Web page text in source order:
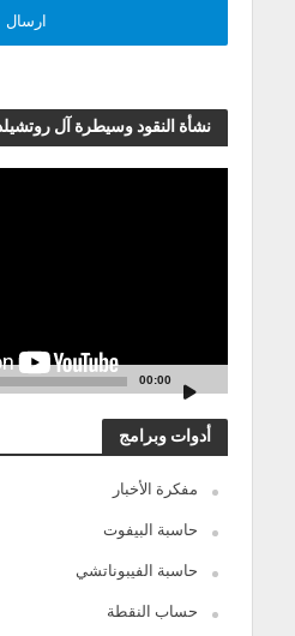
نشأة النقود وسيطرة آل
00:00
أدوات وبرامج
مفكرة الأخبار
حاسبة البيفوت
حاسبة الفيبوناتشي
حساب النقطة